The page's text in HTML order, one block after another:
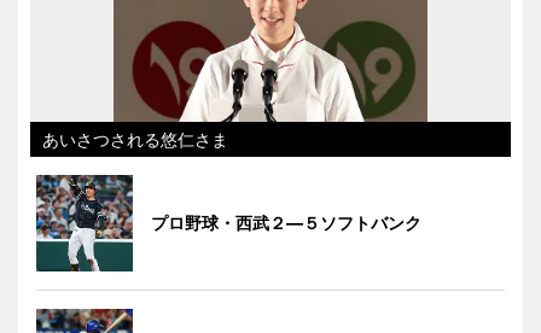
あいさつされる悠仁さま
プロ野球・西武２―５ソフトバンク